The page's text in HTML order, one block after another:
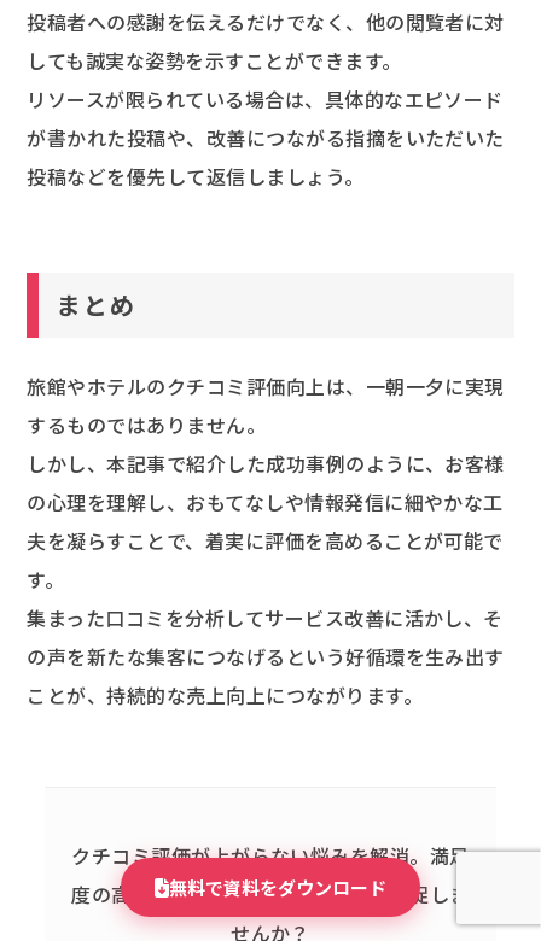
投稿者への感謝を伝えるだけでなく、他の閲覧者に対
しても誠実な姿勢を示すことができます。
リソースが限られている場合は、具体的なエピソード
が書かれた投稿や、改善につながる指摘をいただいた
投稿などを優先して返信しましょう。
まとめ
旅館やホテルのクチコミ評価向上は、一朝一夕に実現
するものではありません。
しかし、本記事で紹介した成功事例のように、お客様
の心理を理解し、おもてなしや情報発信に細やかな工
夫を凝らすことで、着実に評価を高めることが可能で
す。
集まった口コミを分析してサービス改善に活かし、そ
の声を新たな集客につなげるという好循環を生み出す
ことが、持続的な売上向上につながります。
クチコミ評価が上がらない悩みを解消。 満足
度の高い顧客から、戦略的に口コミを促しま
せんか？
無料で資料をダウンロード